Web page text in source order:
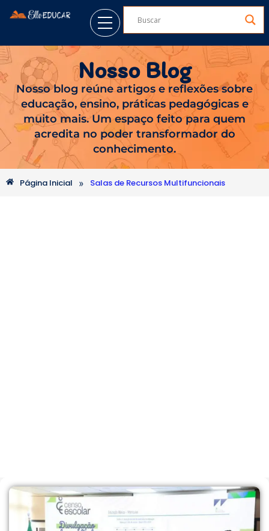
Nosso Blog
Nosso blog reúne artigos e reflexões sobre
educação, ensino, práticas pedagógicas e
muito mais. Um espaço feito para quem
acredita no poder transformador do
conhecimento.
Página Inicial » Salas de Recursos Multifuncionais